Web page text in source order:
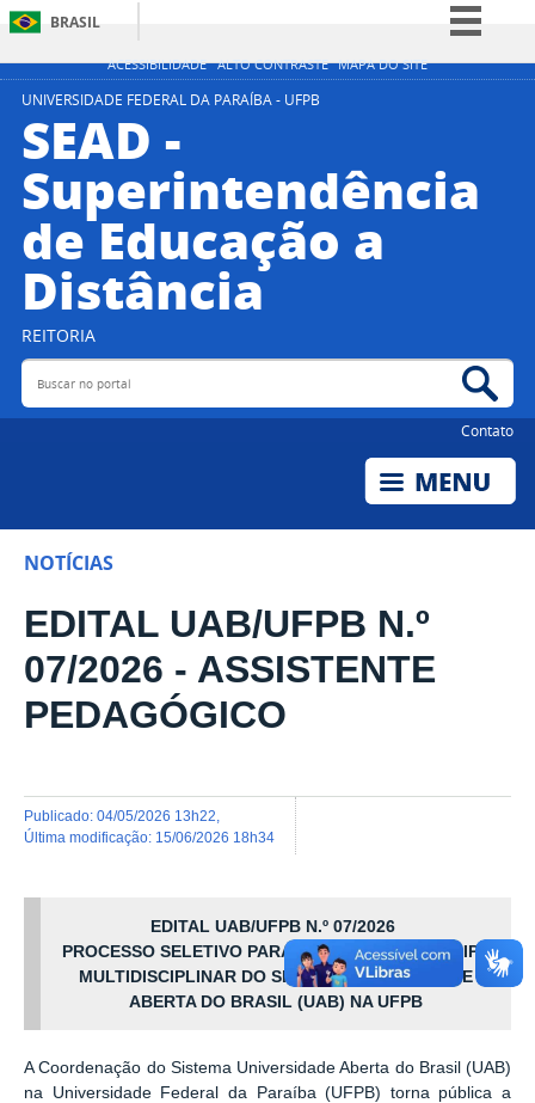
ACESSIBILIDADE ALTO CONTRASTE MAPA DO SITE
BRASIL
Simplifique!
Acesso à informação
Legislação
Canais
UNIVERSIDADE FEDERAL DA PARAÍBA - UFPB
SEAD -
Superintendência
de Educação a
Distância
REITORIA
Buscar no portal
Contato
NOTÍCIAS
EDITAL UAB/UFPB N.º
07/2026 - ASSISTENTE
PEDAGÓGICO
publicado: 04/05/2026 13h22
última modificação: 15/06/2026 18h34
EDITAL UAB/UFPB N.º 07/2026
PROCESSO SELETIVO PARA FORMAÇÃO DE EQUIPE
MULTIDISCIPLINAR DO SISTEMA UNIVERSIDADE
ABERTA DO BRASIL (UAB) NA UFPB
A Coordenação do Sistema Universidade Aberta do Brasil (UAB)
na Universidade Federal da Paraíba (UFPB) torna pública a